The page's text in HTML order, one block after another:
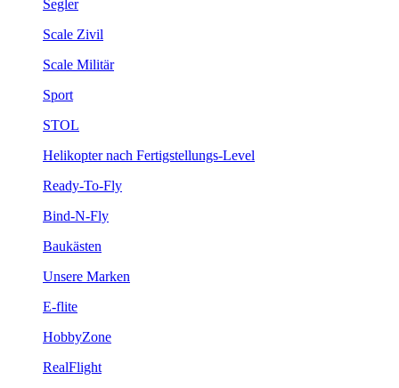
Segler
Scale Zivil
Scale Militär
Sport
STOL
Helikopter nach Fertigstellungs-Level
Ready-To-Fly
Bind-N-Fly
Baukästen
Unsere Marken
E-flite
HobbyZone
RealFlight